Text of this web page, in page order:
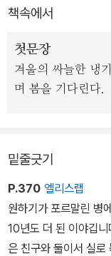
책속에서
첫문장
겨울의 싸늘한 냉
며 봄을 기다린다.
밑줄긋기
P.370 엘리스랩
원하기가 포르말린 병
10년도 더 된 이야깁
은 친구와 둘이서 실